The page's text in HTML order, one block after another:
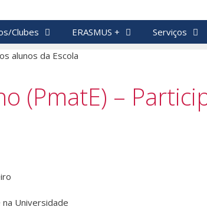
Clubes ERASMUS + Serviços
(PmatE) –
na Universidade